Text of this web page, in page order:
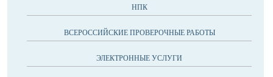
НПК
ВСЕРОССИЙСКИЕ ПРОВЕРОЧНЫЕ РАБОТЫ
ЭЛЕКТРОННЫЕ УСЛУГИ